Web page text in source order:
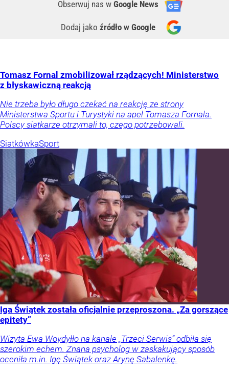
Obserwuj nas w Google News
Dodaj jako źródło w Google
Tomasz Fornal zmobilizował rządzących! Ministerstwo
z błyskawiczną reakcją
Nie trzeba było długo czekać na reakcję ze strony
Ministerstwa Sportu i Turystyki na apel Tomasza Fornala.
Polscy siatkarze otrzymali to, czego potrzebowali.
SiatkówkaSport
Iga Świątek została oficjalnie przeproszona. „Za gorszące
epitety”
Wizyta Ewa Woydyłło na kanale „Trzeci Serwis” odbiła się
szerokim echem. Znana psycholog w zaskakujący sposób
oceniła m.in. Igę Świątek oraz Arynę Sabalenkę.